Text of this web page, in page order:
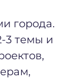
города.
3 темы и